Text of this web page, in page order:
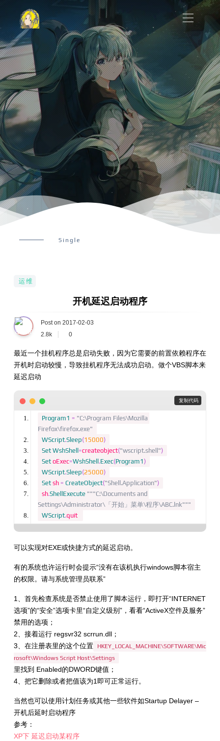
Single
运维
开机延迟启动程序
Post on 2017-02-03
2.8k
0
最近一个挂机程序总是启动失败，因为它需要的前置依赖程序在
开机时启动较慢，导致挂机程序无法成功启动。做个VBS脚本来
延迟启动
复制代码
Program1 = "C:\Program Files\Mozilla
Firefox\firefox.exe"
WScript.Sleep(15000)
Set WshShell =createobject("wscript.shell")
Set oExec=WshShell .Exec(Program1)
WScript.Sleep(25000)
Set sh = CreateObject("Shell.Application")
sh.ShellExecute """C:\Documents and
Settings\Administrator\「开始」菜单\程序\ABC.lnk"""
WScript.quit
可以实现对EXE或快捷方式的延迟启动。
有的系统也许运行时会提示“没有在该机执行windows脚本宿主
的权限。请与系统管理员联系”
1、首先检查系统是否禁止使用了脚本运行，即打开“INTERNET
选项”的“安全”选项卡里“自定义级别”，看看“ActiveX空件及服务”
禁用的选项；
2、接着运行 regsvr32 scrrun.dll；
3、在注册表里的这个位置
HKEY_LOCAL_MACHINE\SOFTWARE\Mic
rosoft\Windows Script Host\Settings
里找到 Enabled的DWORD键值；
4、把它删除或者把值该为1即可正常运行。
当然也可以使用计划任务或其他一些软件如Startup Delayer –
开机后延时启动程序
参考：
XP下 延迟启动某程序